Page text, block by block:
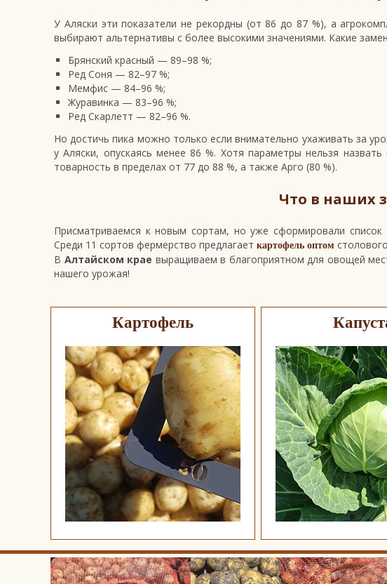
У Аляски эти показатели не рекордны (от 86 до 87 %), а
выбирают альтернативы с более высокими значениями. Какие
Брянский красный — 89–98 %;
Ред Соня — 82–97 %;
Мемфис — 84–96 %;
Журавинка — 83–96 %;
Ред Скарлетт — 82–96 %.
Но достичь пика можно только если внимательно ухаживать за
у Аляски, опускаясь менее 86 %. Хотя параметры нельзя
товарность в пределах от 77 до 88 %, а также Арго (80 %).
Что в наших
Присматриваемся к новым сортам, но уже сформировали
Среди 11 сортов фермерство предлагает картофель оптом
В Алтайском крае выращиваем в благоприятном для овощей
нашего урожая!
Картофель